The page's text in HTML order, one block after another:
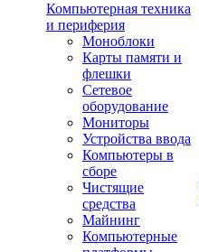
Компьютерная техника
и периферия
Моноблоки
Карты памяти и
флешки
Сетевое
оборудование
Мониторы
Устройства ввода
Компьютеры в
сборе
Чистящие
средства
Майнинг
Компьютерные